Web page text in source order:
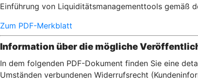
Einführung von Liquiditätsmanagementtools gemäß
Zum PDF-Merkblatt
Information über die mögliche
In dem folgenden PDF-Dokument finden Sie eine
Umständen verbundenen Widerrufsrecht